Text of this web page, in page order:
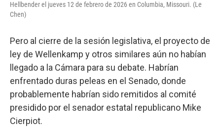
Hellbender el jueves 12 de febrero de 2026 en Columbia, Missouri. (Le
Chen)
Pero al cierre de la sesión legislativa, el proyecto de
ley de Wellenkamp y otros similares aún no habían
llegado a la Cámara para su debate. Habrían
enfrentado duras peleas en el Senado, donde
probablemente habrían sido remitidos al comité
presidido por el senador estatal republicano Mike
Cierpiot.